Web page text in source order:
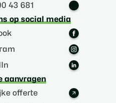
43 681
op social media
aanvragen
offerte